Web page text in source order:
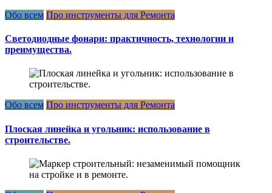
Обо всем Про инструменты для Ремонта
Светодиодные фонари: практичность, технологии и
преимущества.
Обо всем Про инструменты для Ремонта
Плоская линейка и угольник: использование в
строительстве.